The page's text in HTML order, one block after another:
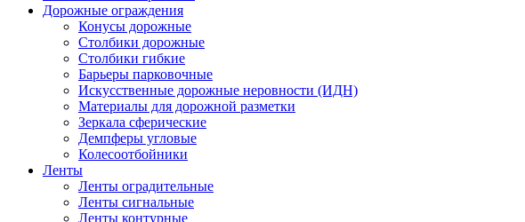
Дорожные ограждения
Конусы дорожные
Столбики дорожные
Столбики гибкие
Барьеры парковочные
Искусственные дорожные неровности (ИДН)
Материалы для дорожной разметки
Зеркала сферические
Демпферы угловые
Колесоотбойники
Ленты
Ленты оградительные
Ленты сигнальные
Ленты контурные